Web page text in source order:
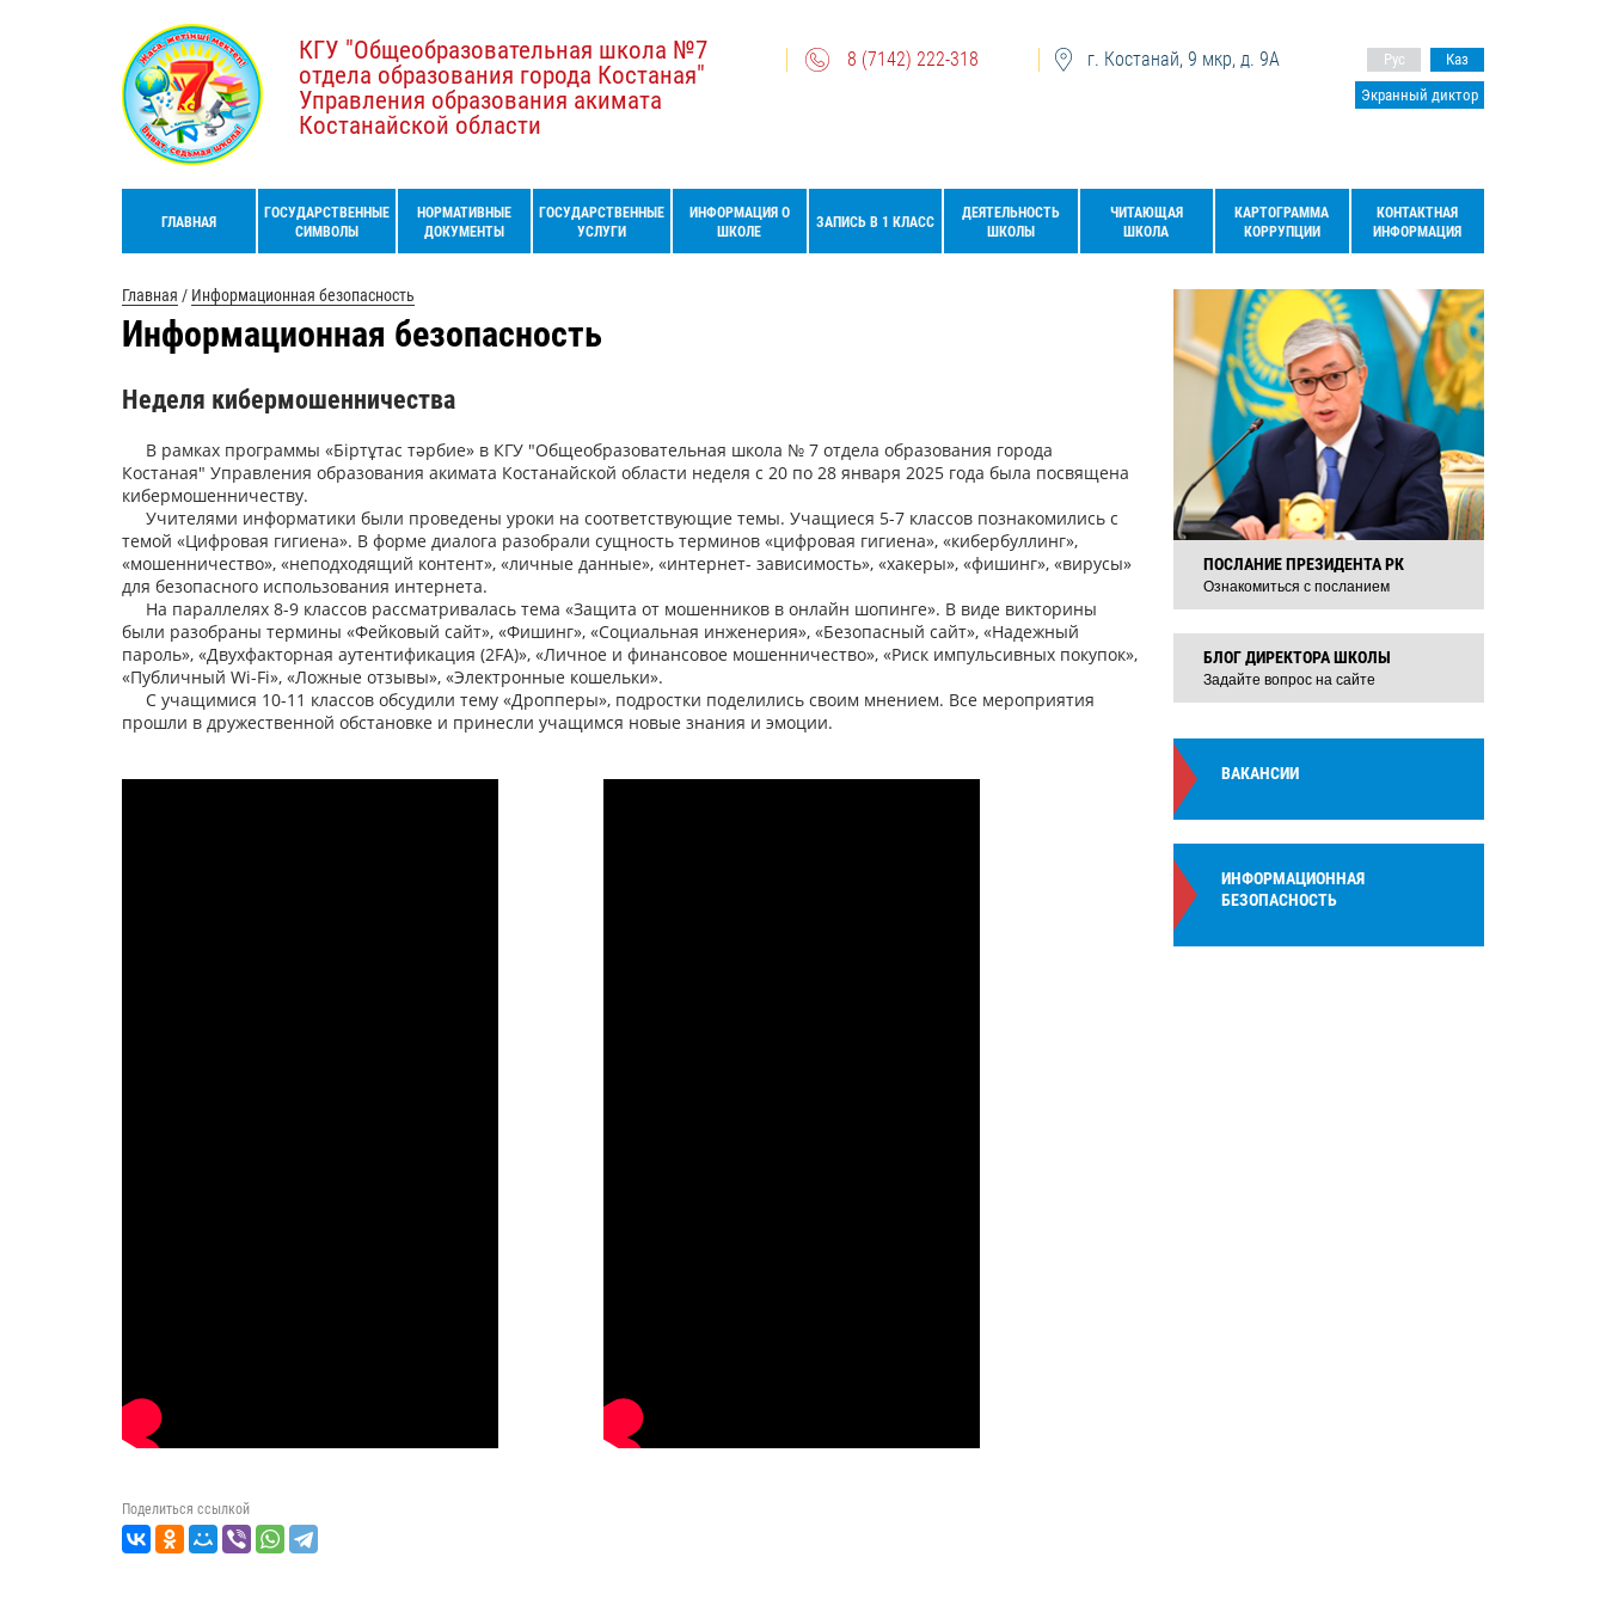
КГУ "Общеобразовательная школа №7
отдела образования города Костаная"
Управления образования акимата
Костанайской области
8 (7142) 222-318 г. Костанай, 9 мкр, д. 9А Рус
Каз
Экранный диктор
ГЛАВНАЯ
ГОСУДАРСТВЕННЫЕ
СИМВОЛЫ
НОРМАТИВНЫЕ
ДОКУМЕНТЫ
ГОСУДАРСТВЕННЫЕ
УСЛУГИ
ИНФОРМАЦИЯ О
ШКОЛЕ
ЗАПИСЬ В 1 КЛАСС
ДЕЯТЕЛЬНОСТЬ
ШКОЛЫ
ЧИТАЮЩАЯ
ШКОЛА
КАРТОГРАММА
КОРРУПЦИИ
КОНТАКТНАЯ
ИНФОРМАЦИЯ
Главная / Информационная безопасность
Информационная безопасность
Неделя кибермошенничества
В рамках программы «Біртұтас тәрбие» в КГУ "Общеобразовательная школа № 7 отдела образования города
Костаная" Управления образования акимата Костанайской области неделя с 20 по 28 января 2025 года была посвящена
кибермошенничеству.
Учителями информатики были проведены уроки на соответствующие темы. Учащиеся 5-7 классов познакомились с
темой «Цифровая гигиена». В форме диалога разобрали сущность терминов «цифровая гигиена», «кибербуллинг»,
«мошенничество», «неподходящий контент», «личные данные», «интернет- зависимость», «хакеры», «фишинг», «вирусы»
для безопасного использования интернета.
На параллелях 8-9 классов рассматривалась тема «Защита от мошенников в онлайн шопинге». В виде викторины
были разобраны термины «Фейковый сайт», «Фишинг», «Социальная инженерия», «Безопасный сайт», «Надежный
пароль», «Двухфакторная аутентификация (2FA)», «Личное и финансовое мошенничество», «Риск импульсивных покупок»,
«Публичный Wi-Fi», «Ложные отзывы», «Электронные кошельки».
С учащимися 10-11 классов обсудили тему «Дропперы», подростки поделились своим мнением. Все мероприятия
прошли в дружественной обстановке и принесли учащимся новые знания и эмоции.
Поделиться ссылкой
ПОСЛАНИЕ ПРЕЗИДЕНТА РК
Ознакомиться с посланием
БЛОГ ДИРЕКТОРА ШКОЛЫ
Задайте вопрос на сайте
ВАКАНСИИ
ИНФОРМАЦИОННАЯ
БЕЗОПАСНОСТЬ